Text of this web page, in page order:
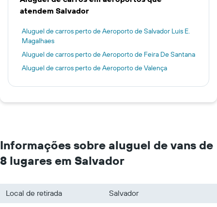
atendem Salvador
Aluguel de carros perto de Aeroporto de Salvador Luis E.
Magalhaes
Aluguel de carros perto de Aeroporto de Feira De Santana
Aluguel de carros perto de Aeroporto de Valença
Informações sobre aluguel de vans de
8 lugares em Salvador
Local de retirada
Salvador